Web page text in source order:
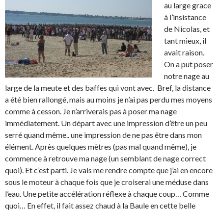
au large grace
à l’insistance
de Nicolas, et
tant mieux, il
avait raison.
On a put poser
notre nage au
large de la meute et des baffes qui vont avec. Bref, la distance
a été bien rallongé, mais au moins je n’ai pas perdu mes moyens
comme à cesson. Je n’arriverais pas à poser ma nage
immédiatement. Un départ avec une impression d’être un peu
serré quand même.. une impression de ne pas être dans mon
élément. Après quelques mètres (pas mal quand même), je
commence à retrouve ma nage (un semblant de nage correct
quoi). Et c’est parti. Je vais me rendre compte que j’ai en encore
sous le moteur à chaque fois que je croiserai une méduse dans
l’eau. Une petite accélération réflexe à chaque coup… Comme
quoi… En effet, il fait assez chaud à la Baule en cette belle